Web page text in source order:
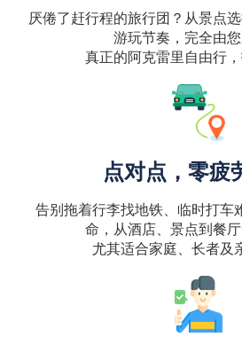
厌倦了赶行程的旅行团？从景点
游玩节奏，完全由您
真正的阿克雷里自由行，
点对点，零疲
告别拖着行李找地铁、临时打车
命，从酒店、景点到餐厅
尤其适合家庭、长者及